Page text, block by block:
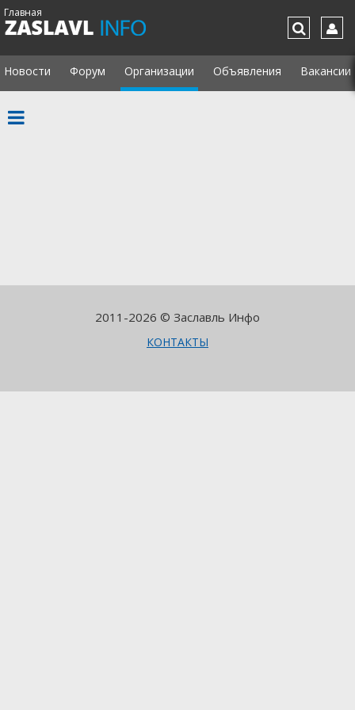
Главная
Новости Форум Организации Объявления Вакансии
2011-2026 © Заславль Инфо
КОНТАКТЫ